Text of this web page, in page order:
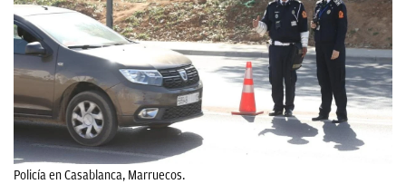
Policía en Casablanca, Marruecos.